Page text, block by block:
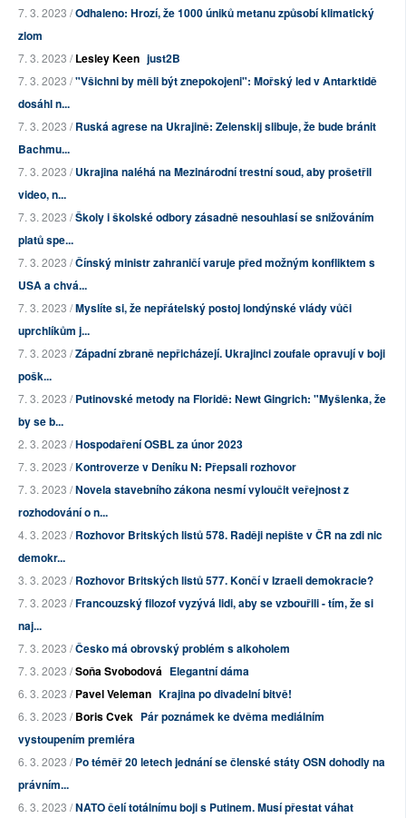
7. 3. 2023 /Odhaleno: Hrozí, že 1000 úniků metanu způsobí klimatický
zlom
7. 3. 2023 /Lesley Keen just2B
7. 3. 2023 /"Všichni by měli být znepokojeni": Mořský led v Antarktidě
dosáhl n...
7. 3. 2023 /Ruská agrese na Ukrajině: Zelenskij slibuje, že bude bránit
Bachmu...
7. 3. 2023 /Ukrajina naléhá na Mezinárodní trestní soud, aby prošetřil
video, n...
7. 3. 2023 /Školy i školské odbory zásadně nesouhlasí se snižováním
platů spe...
7. 3. 2023 /Čínský ministr zahraničí varuje před možným konfliktem s
USA a chvá...
7. 3. 2023 /Myslíte si, že nepřátelský postoj londýnské vlády vůči
uprchlíkům j...
7. 3. 2023 /Západní zbraně nepřicházejí. Ukrajinci zoufale opravují v boji
pošk...
7. 3. 2023 /Putinovské metody na Floridě: Newt Gingrich: "Myšlenka, že
by se b...
2. 3. 2023 /Hospodaření OSBL za únor 2023
7. 3. 2023 /Kontroverze v Deníku N: Přepsali rozhovor
7. 3. 2023 /Novela stavebního zákona nesmí vyloučit veřejnost z
rozhodování o n...
4. 3. 2023 /Rozhovor Britských listů 578. Raději nepište v ČR na zdi nic
demokr...
3. 3. 2023 /Rozhovor Britských listů 577. Končí v Izraeli demokracie?
7. 3. 2023 /Francouzský filozof vyzývá lidi, aby se vzbouřili - tím, že si
naj...
7. 3. 2023 /Česko má obrovský problém s alkoholem
7. 3. 2023 /Soňa Svobodová Elegantní dáma
6. 3. 2023 /Pavel Veleman Krajina po divadelní bitvě!
6. 3. 2023 /Boris Cvek Pár poznámek ke dvěma mediálním
vystoupením premiéra
6. 3. 2023 /Po téměř 20 letech jednání se členské státy OSN dohodly na
právním...
6. 3. 2023 /NATO čelí totálnímu boji s Putinem. Musí přestat váhat